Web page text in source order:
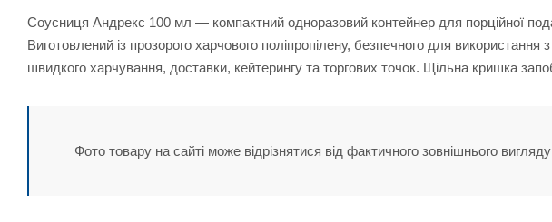
Соусниця Андрекс 100 мл — компактний одноразовий контейнер для порційної
Виготовлений із прозорого харчового поліпропілену, безпечного для
швидкого харчування, доставки, кейтерингу та торгових точок. Щільна кришка
Фото товару на сайті може відрізнятися від фактичного зовнішнього